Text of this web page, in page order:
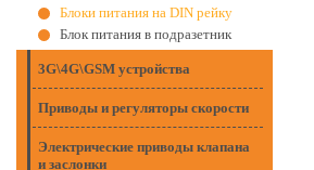
Блоки питания на DIN рейку
Блок питания в подразетник
3G\4G\GSM устройства
Приводы и регуляторы скорости
Электрические приводы клапана
и заслонки